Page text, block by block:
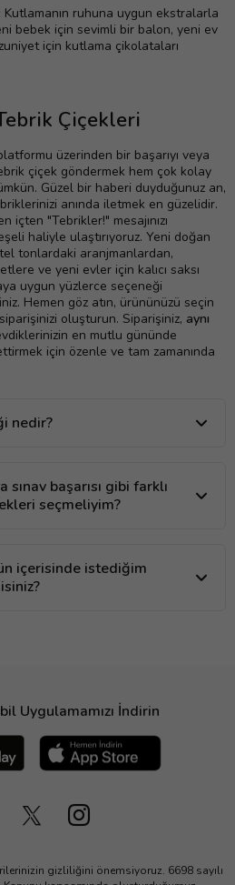
Kutlamanın ruhuna uygun ekstralarla
bebek için sevimli bir balon, yeni ev
için kutlama çikolataları
Çiçekleri
üzerinden bir başarıyı veya
çiçek göndermek hem çok kolay
Güzel bir haberi duyduğunuz an,
anında iletmek en güzelidir.
içten "Tebrikler!" mesajınızı
haliyle ulaştırıyoruz. Yeni doğan
tonlardaki aranjmanlardan,
ve yeni evler için kalıcı saksı
uygun yüzlerce seçeneği
Hemen göz atın, ürününüzü seçin
oluşturun. Siparişiniz, aynı
en mutlu gününde
için özenle ve tam zamanında
nedir?
başarısı gibi farklı
seçmeliyim?
içerisinde istediğim
Uygulamamızı İndirin
gizliliğini önemsiyoruz. 6698 sayılı